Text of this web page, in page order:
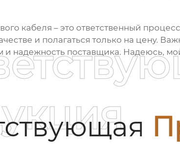
кабеля – это ответственный
и полагаться только на цену.
и надежность поставщика. Надеюсь,